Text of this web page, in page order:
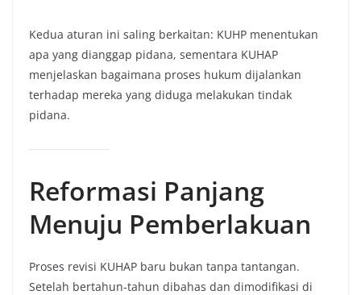
Kedua aturan ini saling berkaitan: KUHP menentukan
apa yang dianggap pidana, sementara KUHAP
menjelaskan bagaimana proses hukum dijalankan
terhadap mereka yang diduga melakukan tindak
pidana.
Reformasi Panjang
Menuju Pemberlakuan
Proses revisi KUHAP baru bukan tanpa tantangan.
Setelah bertahun-tahun dibahas dan dimodifikasi di